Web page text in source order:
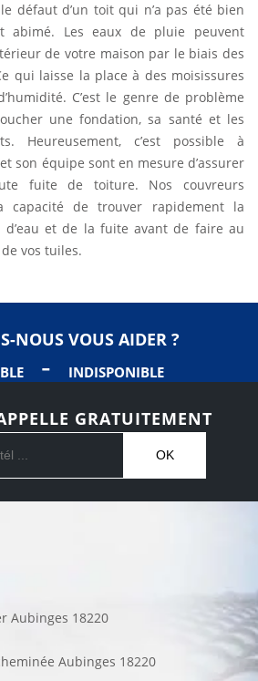
le défaut d’un toit qui n’a pas été bien
abimé. Les eaux de pluie peuvent
de votre maison par le biais des
qui laisse la place à des moisissures
C’est le genre de problème
une fondation, sa santé et les
Heureusement, c’est possible à
son équipe sont en mesure d’assurer
fuite de toiture. Nos couvreurs
capacité de trouver rapidement la
d’eau et de la fuite avant de faire au
vos tuiles.
NOUS VOUS AIDER ?
- INDISPONIBLE
GRATUITEMENT
Aubinges 18220
Aubinges 18220